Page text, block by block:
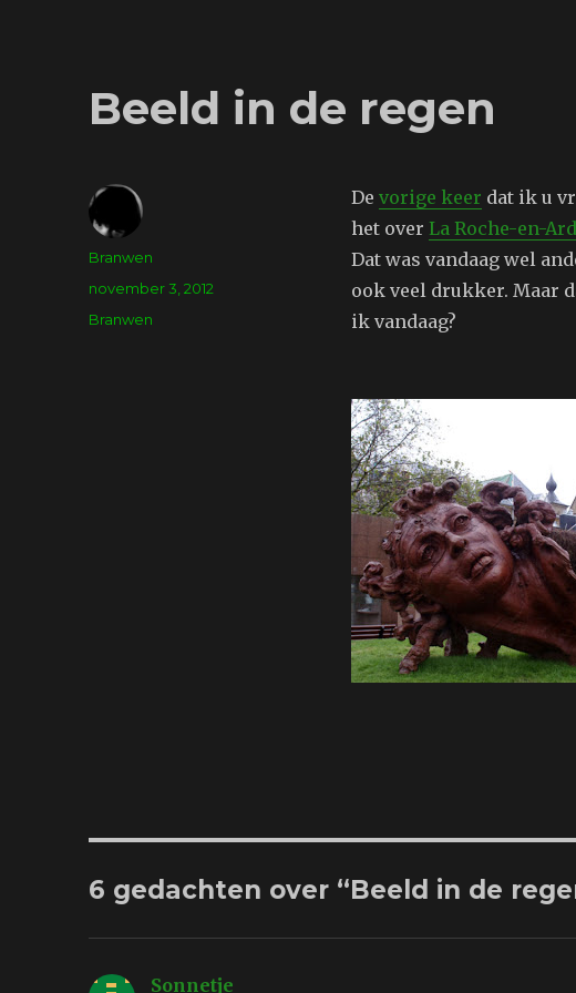
Beeld in de regen
De vorige keer dat ik u
het over La Roche-en-
Dat was vandaag wel
ook veel drukker. Maar
ik vandaag?
Auteur
Branwen
Geplaatst
november 3, 2012
Tags
Branwen
6 gedachten over “Beeld in de
Sonnetje